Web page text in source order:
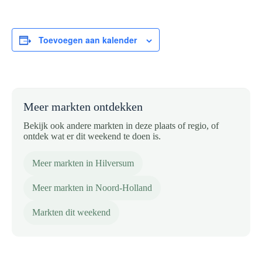
Toevoegen aan kalender
Meer markten ontdekken
Bekijk ook andere markten in deze plaats of regio, of
ontdek wat er dit weekend te doen is.
Meer markten in Hilversum
Meer markten in Noord-Holland
Markten dit weekend